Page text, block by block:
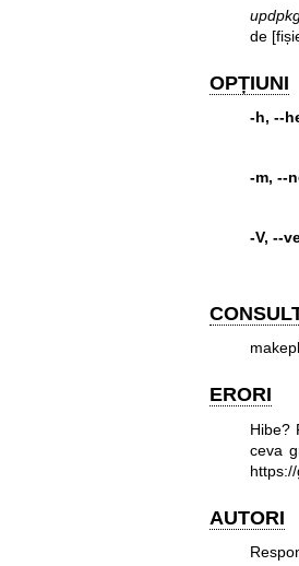
de
OPȚIUNI
-h, --
-m, --
-V, --
ERORI
Hibe?
ceva
AUTORI